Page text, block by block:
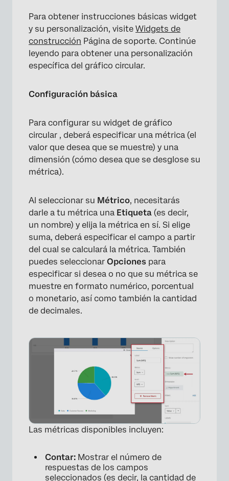
Para obtener instrucciones básicas widget
y su personalización, visite Widgets de
construcción Página de soporte. Continúe
leyendo para obtener una personalización
específica del gráfico circular.
Configuración básica
Para configurar su widget de gráfico
circular , deberá especificar una métrica (el
valor que desea que se muestre) y una
dimensión (cómo desea que se desglose su
métrica).
Al seleccionar su Métrico, necesitarás
darle a tu métrica una Etiqueta (es decir,
un nombre) y elija la métrica en sí. Si elige
suma, deberá especificar el campo a partir
del cual se calculará la métrica. También
puedes seleccionar Opciones para
especificar si desea o no que su métrica se
muestre en formato numérico, porcentual
o monetario, así como también la cantidad
de decimales.
Las métricas disponibles incluyen:
Contar: Mostrar el número de
respuestas de los campos
seleccionados (es decir, la cantidad de